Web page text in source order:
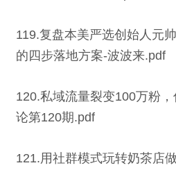
119.复盘本美严选创始人元
的四步落地方案-波波来.pdf
120.私域流量裂变100万粉
论第120期.pdf
121.用社群模式玩转奶茶店